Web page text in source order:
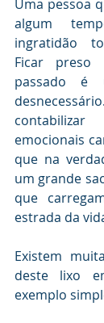
Uma pessoa
algum
ingratidão
Ficar
passado é
emocionais
que na
um grande
que
estrada da
Existem
deste lixo
exemplo